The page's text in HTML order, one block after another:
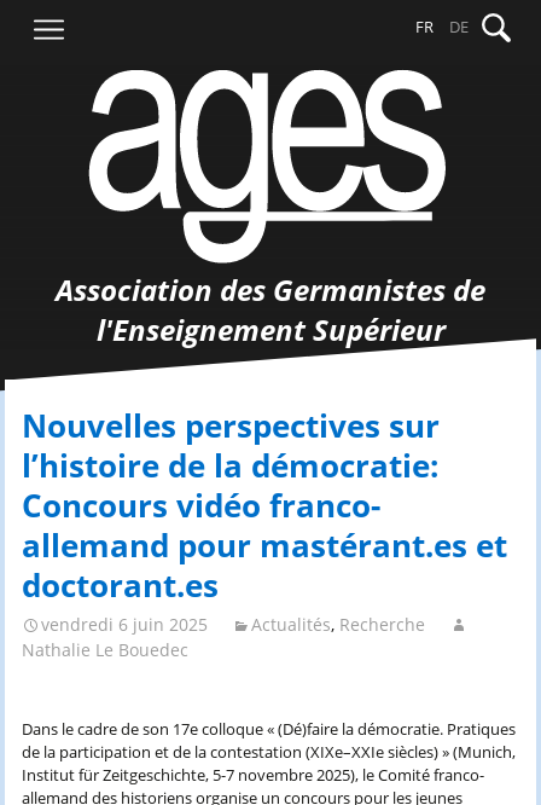
contenu
FR DE
Association des Germanistes de
l'Enseignement Supérieur
Nouvelles perspectives sur
l’histoire de la démocratie:
Concours vidéo franco-
allemand pour mastérant.es et
doctorant.es
vendredi 6 juin 2025 Actualités, Recherche
Nathalie Le Bouedec
Dans le cadre de son 17e colloque « (Dé)faire la démocratie. Pratiques
de la participation et de la contestation (XIXe–XXIe siècles) » (Munich,
Institut für Zeitgeschichte, 5-7 novembre 2025), le Comité franco-
allemand des historiens organise un concours pour les jeunes